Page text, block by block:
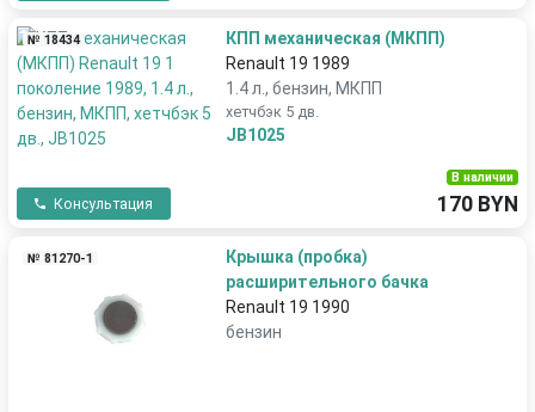
№ 18434
КПП механическая (МКПП)
Renault 19 1989
1.4 л., бензин, МКПП
хетчбэк 5 дв.
JB1025
Консультация
В наличии
170 BYN
№ 81270-1
Крышка (пробка)
расширительного бачка
Renault 19 1990
бензин